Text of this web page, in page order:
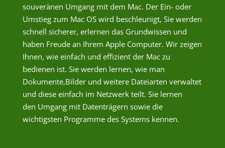
souveränen Umgang mit dem Mac. Der Ein- oder
Umstieg zum Mac OS wird beschleunigt, Sie werden
schnell sicherer, erlernen das Grundwissen und
haben Freude an Ihrem Apple Computer. Wir zeigen
Ihnen, wie einfach und effizient der Mac zu
bedienen ist. Sie werden lernen, wie man
Dokumente,Bilder und weitere Dateiarten verwaltet
und diese einfach im Netzwerk teilt. Sie lernen
den Umgang mit Datenträgern sowie die
wichtigsten Programme des Systems kennen.